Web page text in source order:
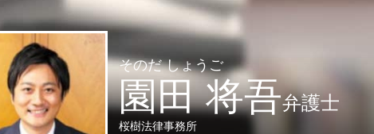
そのだ しょうご
園田 将吾弁護士
桜樹法律事務所